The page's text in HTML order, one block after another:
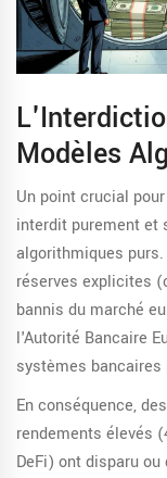
Modèles
Un point crucial
interdit purement et
algorithmiques
réserves explicites
bannis du marché
l'Autorité Bancaire
systèmes
En conséquence,
rendements élevés
DeFi) ont disparu